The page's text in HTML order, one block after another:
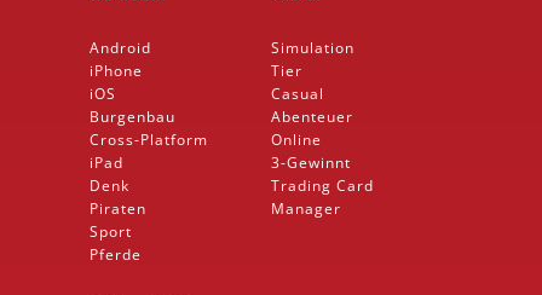
Android
iPhone
iOS
Burgenbau
Cross-Platform
iPad
Denk
Piraten
Sport
Pferde
Simulation
Tier
Casual
Abenteuer
Online
3-Gewinnt
Trading Card
Manager